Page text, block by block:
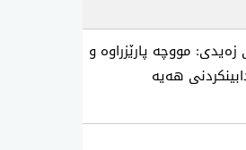
زەیدی: مووچە پارێزراوە و
هەیە